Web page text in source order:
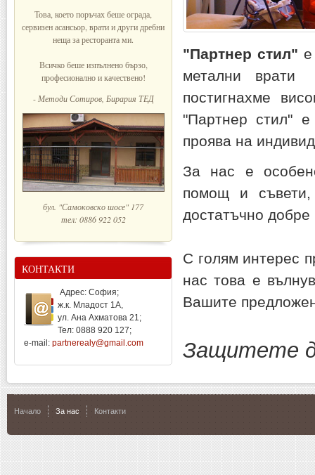
"Партнер стил"
метални врати
постигнахме
"Партнер стил" е
проява на
За нас е
помощ и
достатъчно
С голям интерес
нас това е
Вашите
Защитете
Това, което поръчах беше ограда,
сервизен асансьор, врати и други дребни
неща за ресторанта ми.
Всичко беше изпълнено бързо,
професионално и качествено!
-Методи Сотиров, Бирария ТЕД
бул. "Самоковско шосе" 177
тел: 0886 922 052
КОНТАКТИ
Адрес: София;
ж.к. Младост 1А,
ул. Ана Ахматова 21;
Тел: 0888 920 127;
e-mail: partnerealy@gmail.com
Начало За нас Контакти